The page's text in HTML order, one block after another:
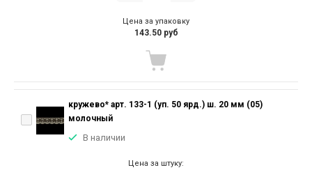
Цена за упаковку
143.50 руб
кружево* арт. 133-1 (уп. 50 ярд.) ш. 20 мм (05)
молочный
В наличии
Цена за штуку: